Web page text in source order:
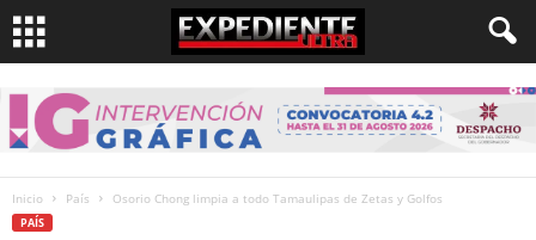
Inicio País Osorio Chong limpia a todo Tamaulipas de Zetas y Golfos
PAÍS